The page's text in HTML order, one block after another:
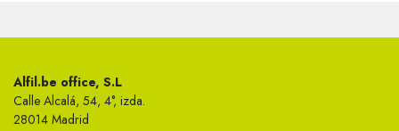
Alfil.be office, S.L
Calle Alcalá, 54, 4°, izda.
28014 Madrid